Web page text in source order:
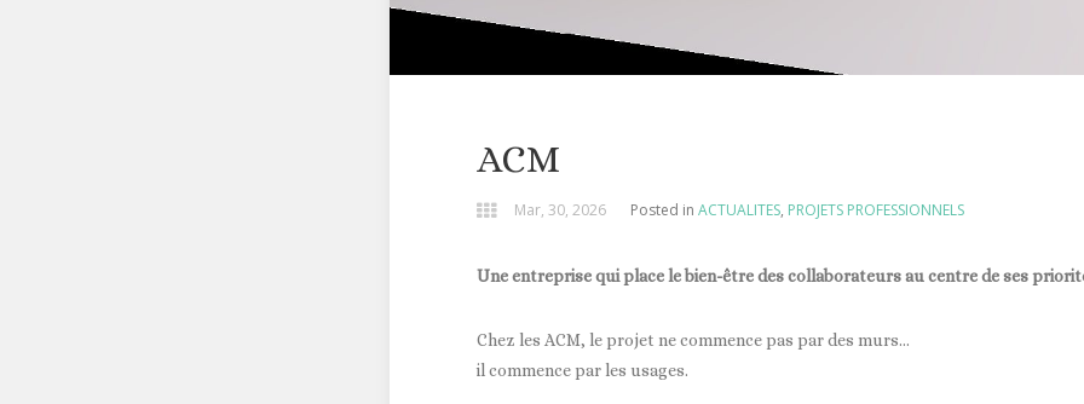
ACM
Mar, 30, 2026 Posted in ACTUALITES, PROJETS PROFESSIONNELS
Une entreprise qui place le bien-être des collaborateurs au centre de ses
Chez les ACM, le projet ne commence pas par des murs…
il commence par les usages.